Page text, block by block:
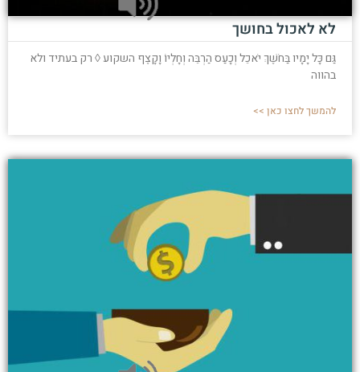
לא לאכול בחושך
גַּם כָּל יָמָיו בַּחֹשֶׁךְ יֹאכֵל וְכָעַס הַרְבֵּה וְחָלְיוֹ וָקָצֶף השקוע ◊ רק בעתיד ולא
בהווה
להמשך לחצו כאן >>